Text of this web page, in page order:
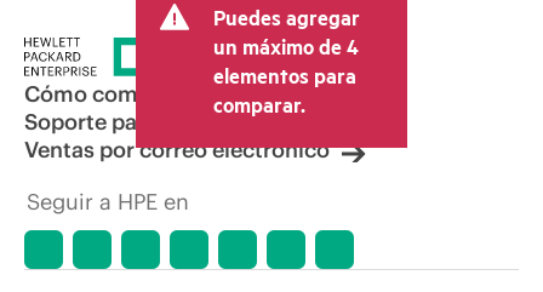
Puedes agregar
un máximo de 4
elementos para
comparar.
Cómo comprar
Soporte para productos
Ventas por correo electrónico
Seguir a HPE en